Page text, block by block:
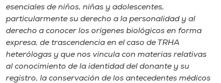
esenciales de niños, niñas y adolescentes,
particularmente su derecho a la personalidad y al
derecho a conocer los orígenes biológicos en forma
expresa, de trascendencia en el caso de TRHA
heterólogas y que nos vincula con materias relativas
al conocimiento de la identidad del donante y su
registro, la conservación de los antecedentes médicos